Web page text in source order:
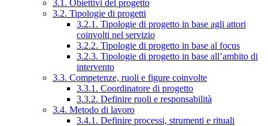
3.1. Obiettivi del progetto
3.2. Tipologie di progetti
3.2.1. Tipologie di progetto in base agli attori
coinvolti nel servizio
3.2.2. Tipologie di progetto in base al focus
3.2.3. Tipologie di progetto in base all’ambito di
intervento
3.3. Competenze, ruoli e figure coinvolte
3.3.1. Coordinatore di progetto
3.3.2. Definire ruoli e responsabilità
3.4. Metodo di lavoro
3.4.1. Definire processi, strumenti e rituali